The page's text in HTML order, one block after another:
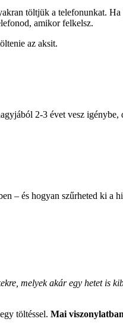
töltjük a telefonunkat. Ha
amikor felkelsz.
az aksit.
2-3 évet vesz
– és hogyan szűrheted ki a
melyek akár egy hetet is
töltéssel. Mai